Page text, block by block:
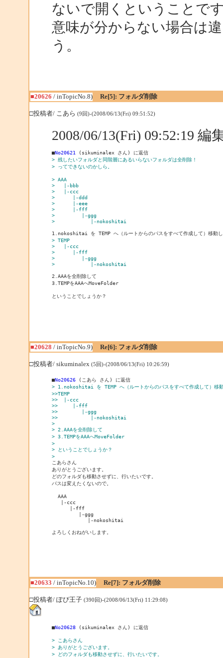
ないで開くということで
意味が分からない場合は
う。
■20626 / inTopicNo.8) Re[5]: フォルダ削除
□投稿者/ こあら (9回)-(2008/06/13(Fri) 09:51:52)
2008/06/13(Fri) 09:52:19 編
■No20621
(sikuminalex さん) に返信
> 残したいフォルダと同階層にあるいらないフォルダは全削除！
> ってできないのかしら。
> AAA
>   |-bbb
>   |-ccc
>      |-ddd
>      |-eee
>      |-fff
>         |-ggg
>            |-nokoshitai
> TEMP
>   |-ccc
>      |-fff
>         |-ggg
>            |-nokoshitai
2.AAAを全削除して
3.TEMPをAAAへMoveFolder
■20628 / inTopicNo.9) Re[6]: フォルダ削除
□投稿者/ sikuminalex (5回)-(2008/06/13(Fri) 10:26:59)
■No20626
(こあら さん) に返信
> 1.nokoshitai を TEMP へ（ルートからのパスをすべて作成して）移
>>TEMP
>>  |-ccc
>>     |-fff
>>        |-ggg
>>           |-nokoshitai
>
> 2.AAAを全削除して
> 3.TEMPをAAAへMoveFolder
>
> ということでしょうか？
>
ありがとうございます。
どのフォルダも移動させずに、行いたいです。
パスは変えたくないので。
  AAA
   |-ccc
      |-fff
         |-ggg
            |-nokoshitai
■20633 / inTopicNo.10) Re[7]: フォルダ削除
□投稿者/ ぽぴ王子 (390回)-(2008/06/13(Fri) 11:29:08)
■No20628 (sikuminalex さん) に返信
> こあらさん
> ありがとうございます。
> どのフォルダも移動させずに、行いたいです。